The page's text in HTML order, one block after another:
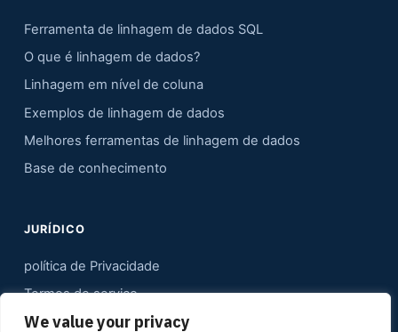
We value your privacy
Ferramenta de linhagem de dados SQL
O que é linhagem de dados?
Linhagem em nível de coluna
Exemplos de linhagem de dados
Melhores ferramentas de linhagem de dados
Base de conhecimento
JURÍDICO
política de Privacidade
Termos de serviço
Contato